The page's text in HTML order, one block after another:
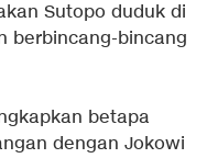
Sutopo duduk di
berbincang-bincang
betapa
dengan Jokowi